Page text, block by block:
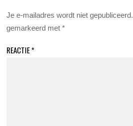
Je e-mailadres wordt niet gepubliceerd.
gemarkeerd met*
REACTIE*